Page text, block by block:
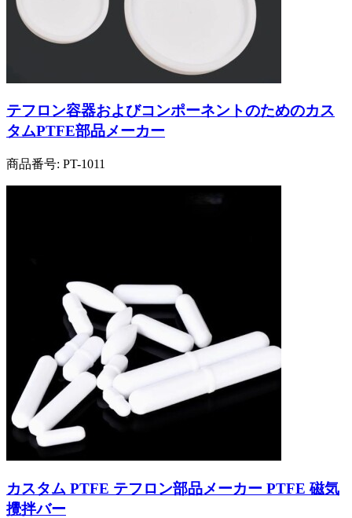
テフロン容器およびコンポーネントのためのカス
タムPTFE部品メーカー
商品番号: PT-1011
カスタム PTFE テフロン部品メーカー PTFE 磁気
攪拌バー